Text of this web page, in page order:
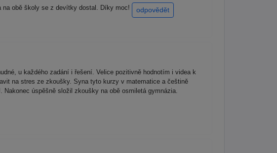
na obě školy se z devítky dostal. Díky moc!
odpovědět
u každého zadání i řešení. Velice pozitivně hodnotím i videa k
na stres ze zkoušky. Syna tyto kurzy v matematice a češtině
úspěšně složil zkoušky na obě osmiletá gymnázia.